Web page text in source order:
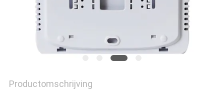
Productomschrijving